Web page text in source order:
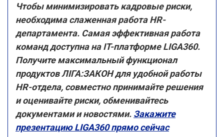
Чтобы минимизировать кадровые риски,
необходима слаженная работа HR-
департамента. Самая эффективная работа
команд доступна на ІТ-платформе LIGA360.
Получите максимальный функционал
продуктов ЛІГА:ЗАКОН для удобной работы
HR-отдела, совместно принимайте решения
и оценивайте риски, обменивайтесь
документами и новостями. Закажите
презентацию LIGA360 прямо сейчас